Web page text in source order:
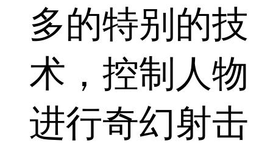
多的特别的技
术，控制人物
进行奇幻射击